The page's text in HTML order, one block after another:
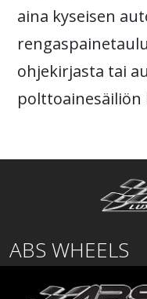
aina kyseisen
ohjekirjasta tai
polttoainesäiliön
ABS WHEELS
01530 Vantaa